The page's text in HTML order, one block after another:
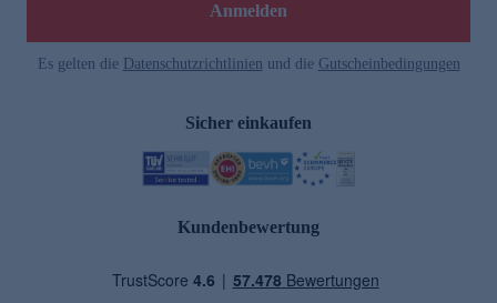
Anmelden
Es gelten die Datenschutzrichtlinien und die Gutscheinbedingungen
Sicher einkaufen
Kundenbewertung